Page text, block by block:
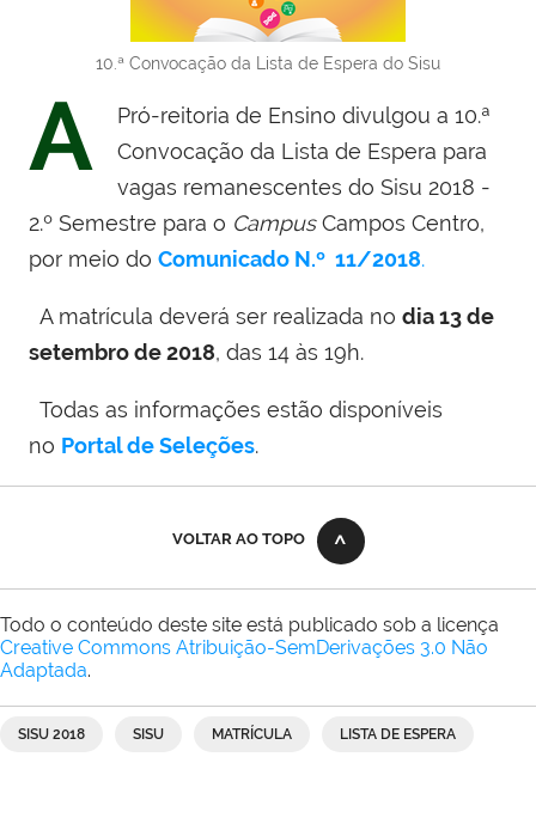
10.ª Convocação da Lista de Espera do Sisu
A
Pró-reitoria de Ensino divulgou a 10.ª
Convocação da Lista de Espera para
vagas remanescentes do Sisu 2018 -
2.º Semestre para o CampusCampos Centro,
por meio do Comunicado N.º 11/2018.
A matrícula deverá ser realizada no dia 13 de
setembro de 2018, das 14 às 19h.
Todas as informações estão disponíveis
no Portal de Seleções.
VOLTAR AO TOPO
Todo o conteúdo deste site está publicado sob a licença
Creative Commons Atribuição-SemDerivações 3.0 Não
Adaptada.
SISU 2018 SISU MATRÍCULA LISTA DE ESPERA